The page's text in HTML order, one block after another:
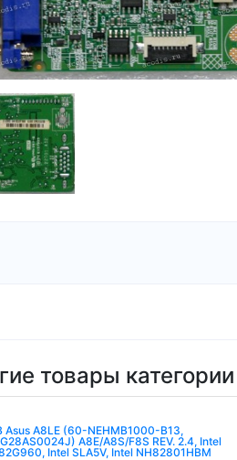
товары категории
Asus A8LE (60-NEHMB1000-B13,
A8E/A8S/F8S REV. 2.4, Intel
Intel SLA5V, Intel NH82801HBM